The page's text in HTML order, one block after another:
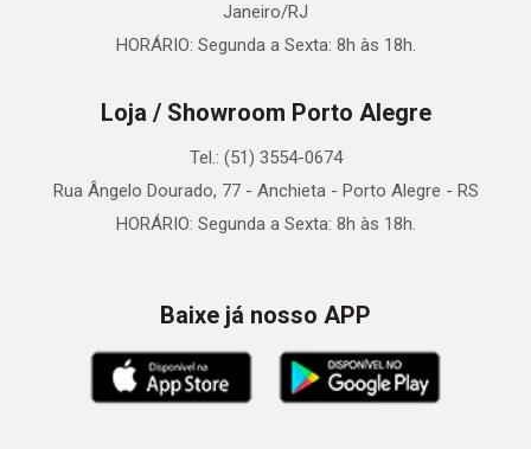
Janeiro/RJ
HORÁRIO: Segunda a Sexta: 8h às 18h.
Loja / Showroom Porto Alegre
Tel.: (51) 3554-0674
Rua Ângelo Dourado, 77 - Anchieta - Porto Alegre - RS
HORÁRIO: Segunda a Sexta: 8h às 18h.
Baixe já nosso APP